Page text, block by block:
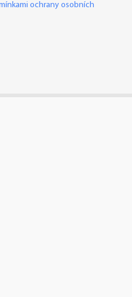
ochrany osobních